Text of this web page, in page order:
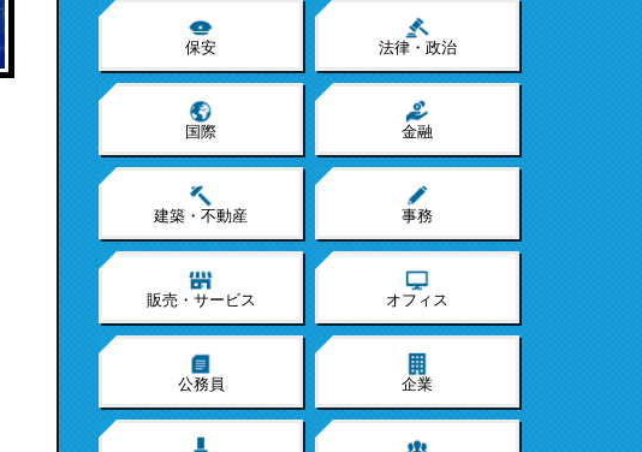
保安 法律・政治
国際 金融
建築・不動産 事務
販売・サービス オフィス
公務員 企業